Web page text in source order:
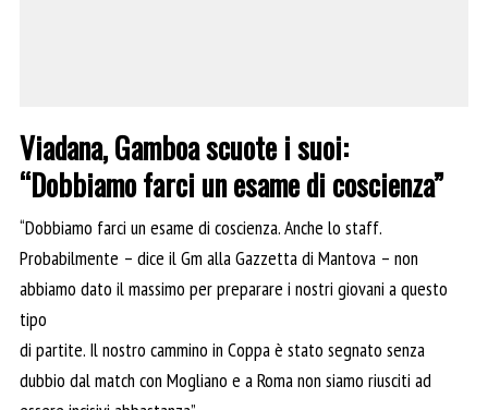
Viadana, Gamboa scuote i suoi:
“Dobbiamo farci un esame di coscienza”
“Dobbiamo farci un esame di coscienza. Anche lo staff.
Probabilmente – dice il Gm alla Gazzetta di Mantova – non
abbiamo dato il massimo per preparare i nostri giovani a questo
tipo
di partite. Il nostro cammino in Coppa è stato segnato senza
dubbio dal match con Mogliano e a Roma non siamo riusciti ad